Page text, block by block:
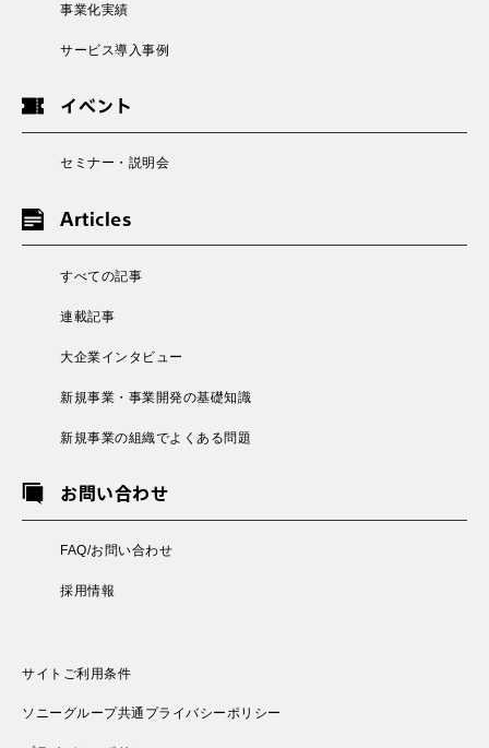
事業化実績
サービス導入事例
イベント
セミナー・説明会
Articles
すべての記事
連載記事
大企業インタビュー
新規事業・事業開発の基礎知識
新規事業の組織でよくある問題
お問い合わせ
FAQ/お問い合わせ
採用情報
サイトご利用条件
ソニーグループ共通プライバシーポリシー